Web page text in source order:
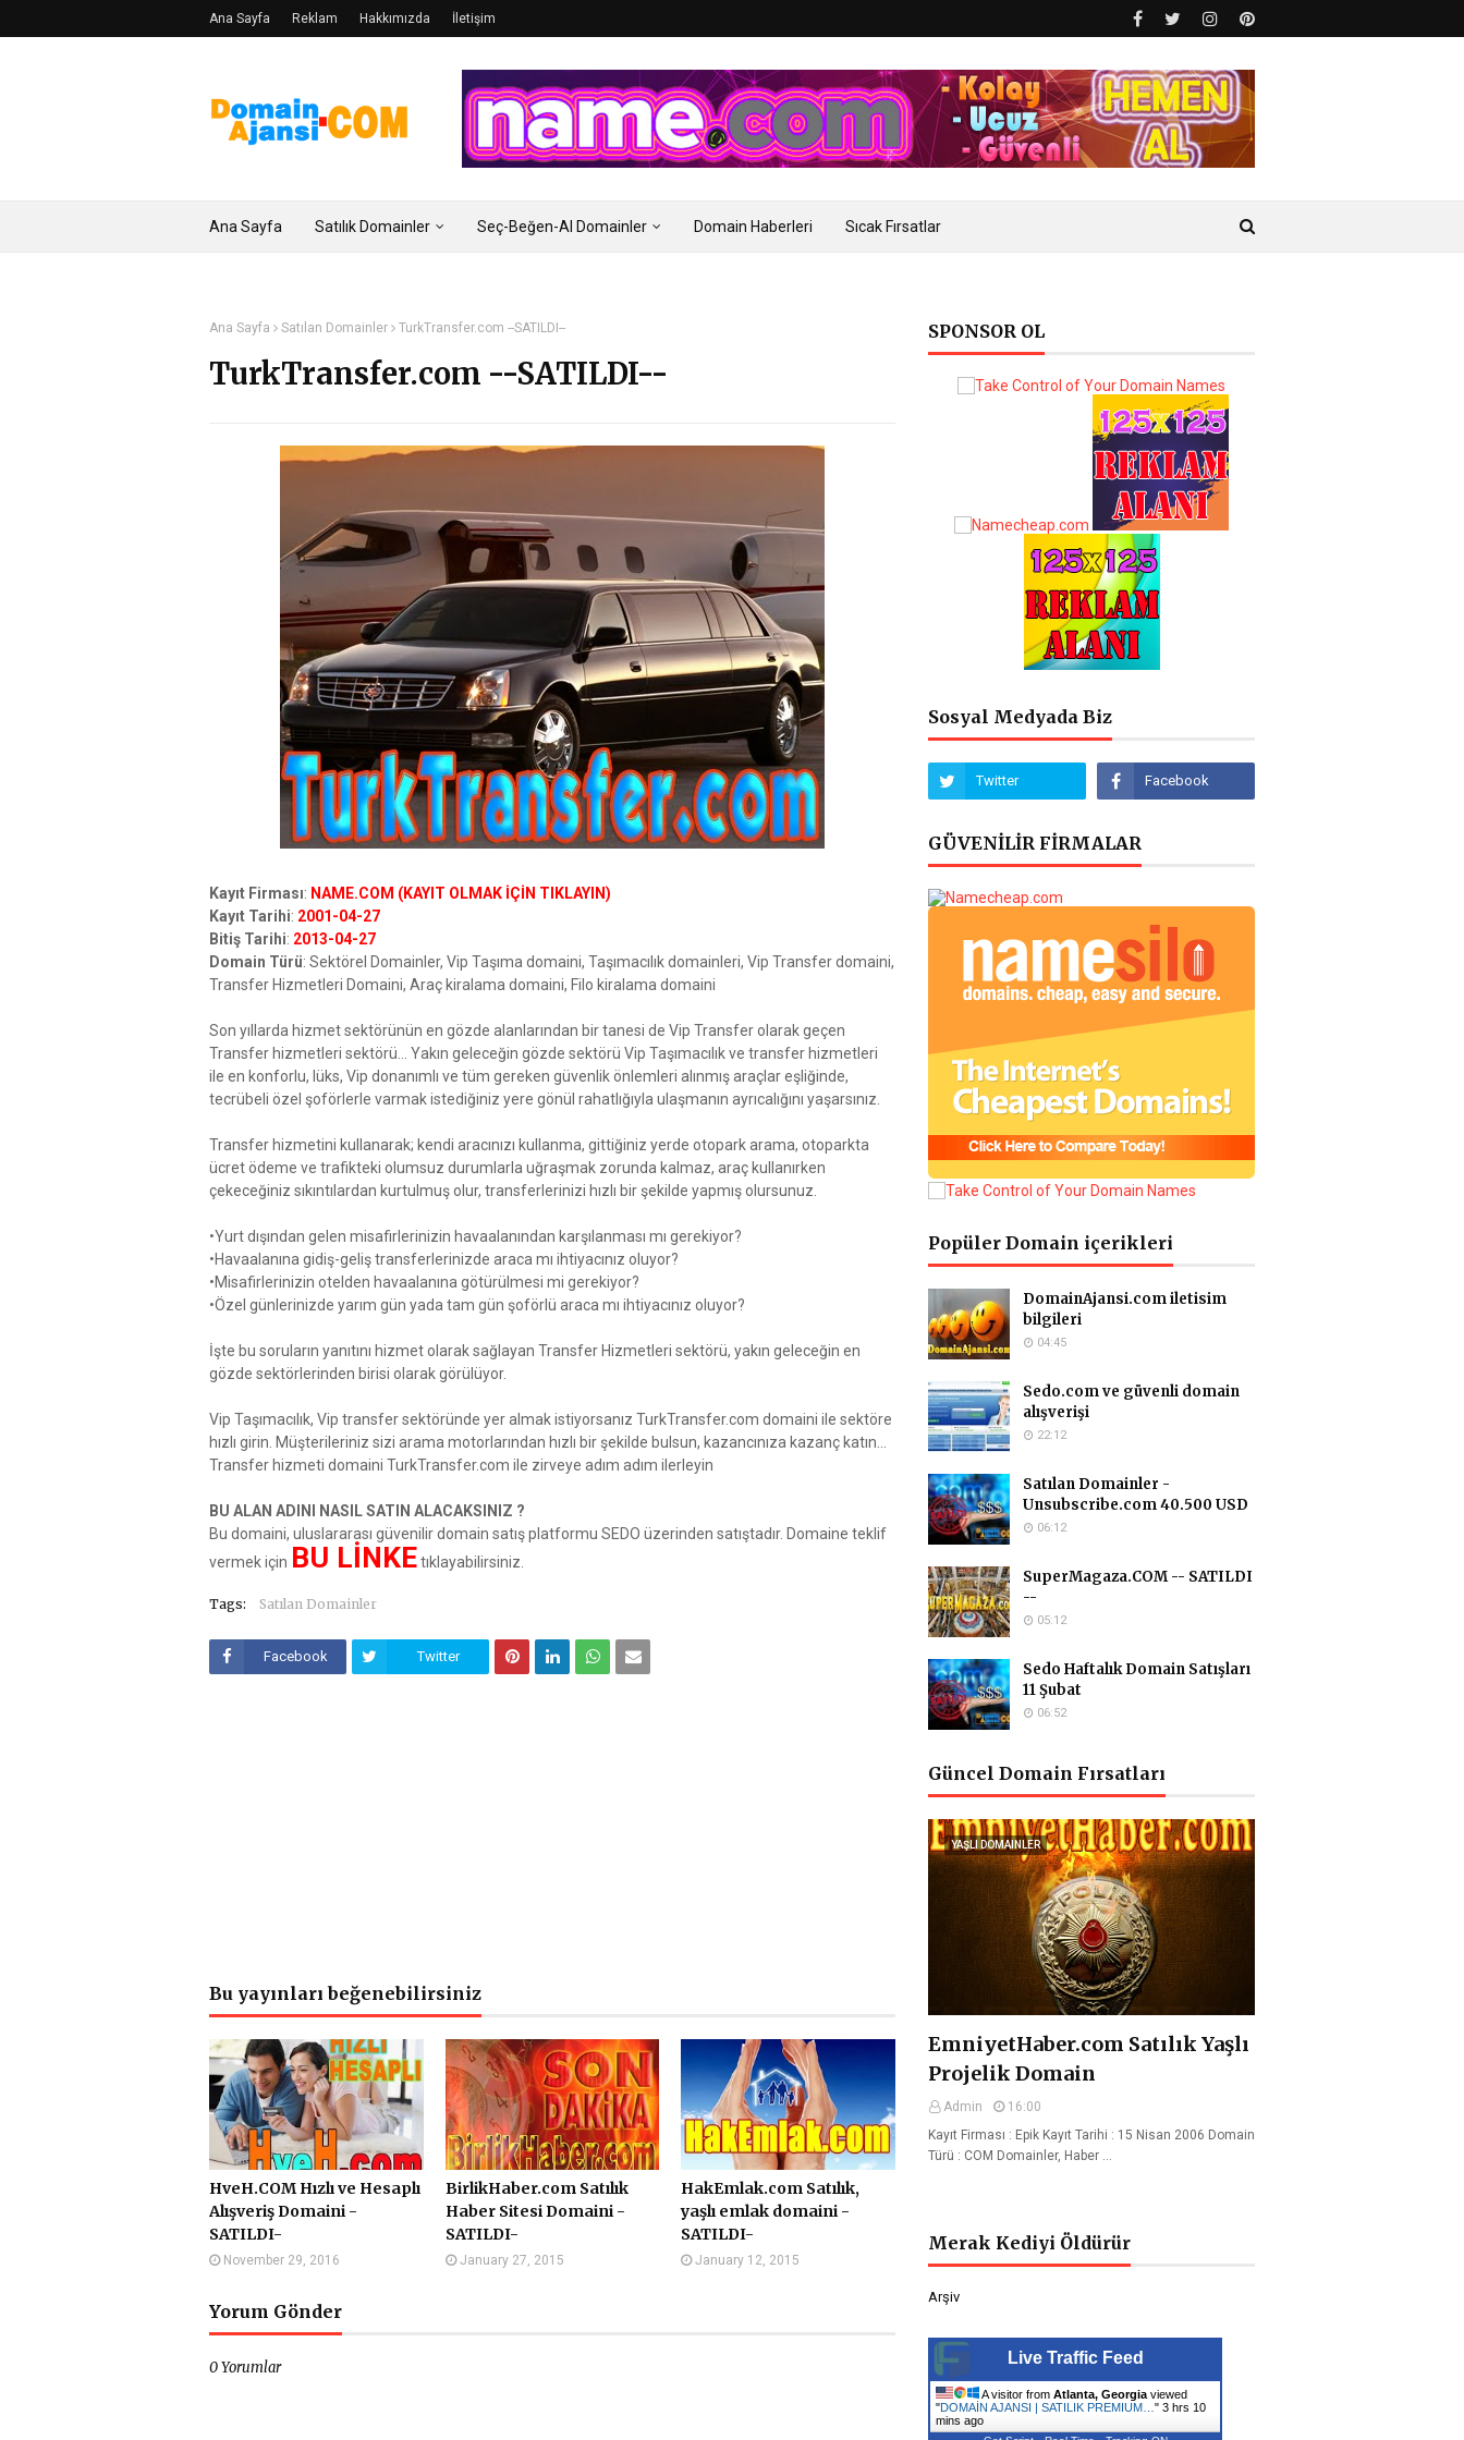
Ana Sayfa Reklam Hakkımızda İletişim
Ana Sayfa Satılık Domainler Seç-Beğen-Al Domainler Domain Haberleri Sıcak Fırsatlar
Ana Sayfa Satılan Domainler TurkTransfer.com --SATILDI--
TurkTransfer.com --SATILDI--
Kayıt Firması: NAME.COM (KAYIT OLMAK İÇİN TIKLAYIN)
Kayıt Tarihi: 2001-04-27
Bitiş Tarihi: 2013-04-27
Domain Türü: Sektörel Domainler, Vip Taşıma domaini, Taşımacılık domainleri, Vip Transfer domaini,
Transfer Hizmetleri Domaini, Araç kiralama domaini, Filo kiralama domaini
Son yıllarda hizmet sektörünün en gözde alanlarından bir tanesi de Vip Transfer olarak geçen
Transfer hizmetleri sektörü... Yakın geleceğin gözde sektörü Vip Taşımacılık ve transfer hizmetleri
ile en konforlu, lüks, Vip donanımlı ve tüm gereken güvenlik önlemleri alınmış araçlar eşliğinde,
tecrübeli özel şoförlerle varmak istediğiniz yere gönül rahatlığıyla ulaşmanın ayrıcalığını yaşarsınız.
Transfer hizmetini kullanarak; kendi aracınızı kullanma, gittiğiniz yerde otopark arama, otoparkta
ücret ödeme ve trafikteki olumsuz durumlarla uğraşmak zorunda kalmaz, araç kullanırken
çekeceğiniz sıkıntılardan kurtulmuş olur, transferlerinizi hızlı bir şekilde yapmış olursunuz.
•Yurt dışından gelen misafirlerinizin havaalanından karşılanması mı gerekiyor?
•Havaalanına gidiş-geliş transferlerinizde araca mı ihtiyacınız oluyor?
•Misafirlerinizin otelden havaalanına götürülmesi mi gerekiyor?
•Özel günlerinizde yarım gün yada tam gün şoförlü araca mı ihtiyacınız oluyor?
İşte bu soruların yanıtını hizmet olarak sağlayan Transfer Hizmetleri sektörü, yakın geleceğin en
gözde sektörlerinden birisi olarak görülüyor.
Vip Taşımacılık, Vip transfer sektöründe yer almak istiyorsanız TurkTransfer.com domaini ile sektöre
hızlı girin. Müşterileriniz sizi arama motorlarından hızlı bir şekilde bulsun, kazancınıza kazanç katın...
Transfer hizmeti domaini TurkTransfer.com ile zirveye adım adım ilerleyin
BU ALAN ADINI NASIL SATIN ALACAKSINIZ ?
Bu domaini, uluslararası güvenilir domain satış platformu SEDO üzerinden satıştadır. Domaine teklif
vermek için BU LİNKEtıklayabilirsiniz.
Tags: Satılan Domainler
Facebook Twitter
Bu yayınları beğenebilirsiniz
HveH.COM Hızlı ve Hesaplı
Alışveriş Domaini -
SATILDI-
November 29, 2016
BirlikHaber.com Satılık
Haber Sitesi Domaini -
SATILDI-
January 27, 2015
HakEmlak.com Satılık,
yaşlı emlak domaini -
SATILDI-
January 12, 2015
Yorum Gönder
0 Yorumlar
SPONSOR OL
Sosyal Medyada Biz
GÜVENİLİR FİRMALAR
Popüler Domain içerikleri
DomainAjansi.com iletisim
bilgileri
04:45
Sedo.com ve güvenli domain
alışverişi
22:12
Satılan Domainler -
Unsubscribe.com 40.500 USD
06:12
SuperMagaza.COM -- SATILDI
--
05:12
Sedo Haftalık Domain Satışları
11 Şubat
06:52
Güncel Domain Fırsatları
YAŞLI DOMAINLER
EmniyetHaber.com Satılık Yaşlı
Projelik Domain
Admin
16:00
Kayıt Firması : Epik Kayıt Tarihi : 15 Nisan 2006 Domain
Türü : COM Domainler, Haber …
Merak Kediyi Öldürür
Arşiv
Live Traffic Feed
A visitor from Atlanta, Georgia viewed
"DOMAİN AJANSI | SATILIK PREMIUM… " 3 hrs 11
mins ago